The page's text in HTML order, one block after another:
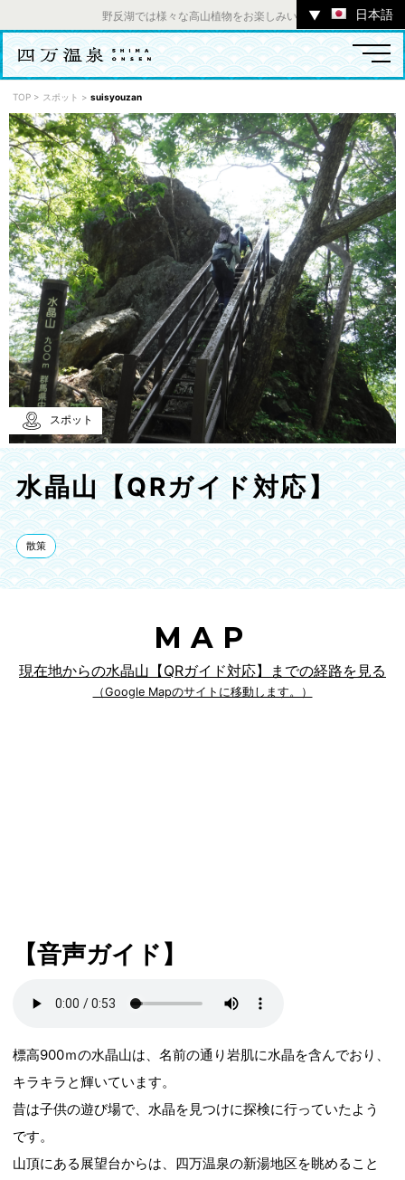
野反湖では様々な高山植物をお楽しみいただけます。 ／ チャ
▼ 日本語
温泉 宿 お店 スポット
体験 イベント ツアー
中之条町その他のエリア
TOP > スポット >suisyouzan
スポット
水晶山【QRガイド対応】
散策
MAP
現在地からの水晶山【QRガイド対応】までの経路を見る
（Google Mapのサイトに移動します。）
【音声ガイド】
標高900ｍの水晶山は、名前の通り岩肌に水晶を含んでおり、
キラキラと輝いています。
昔は子供の遊び場で、水晶を見つけに探検に行っていたよう
です。
山頂にある展望台からは、四万温泉の新湯地区を眺めること